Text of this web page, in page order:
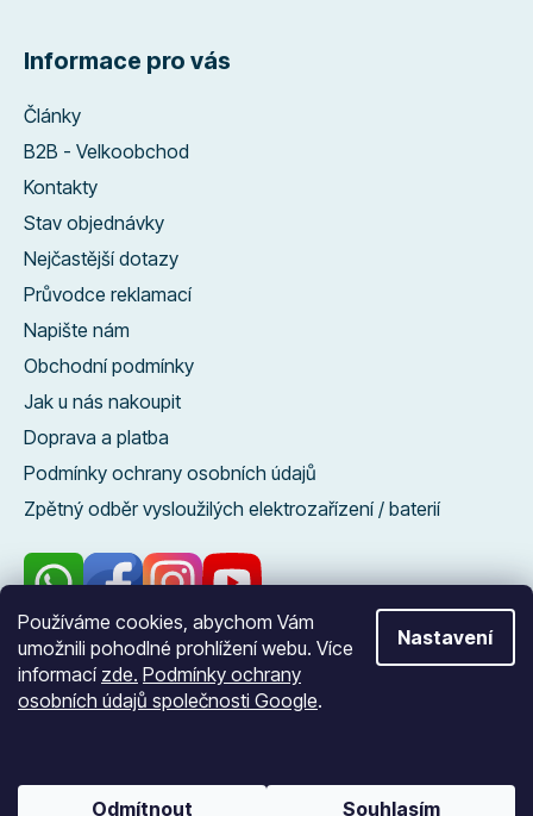
Používáme cookies, abychom Vám
umožnili pohodlné prohlížení webu. Více
informací zde. Podmínky ochrany
osobních údajů společnosti Google.
Nastavení
Odmítnout Souhlasím
Informace pro vás
Články
B2B - Velkoobchod
Kontakty
Stav objednávky
Nejčastější dotazy
Průvodce reklamací
Napište nám
Obchodní podmínky
Jak u nás nakoupit
Doprava a platba
Podmínky ochrany osobních údajů
Zpětný odběr vysloužilých elektrozařízení / baterií
96 %
zákazníků nás
doporučuje
Vytvořil Shoptet